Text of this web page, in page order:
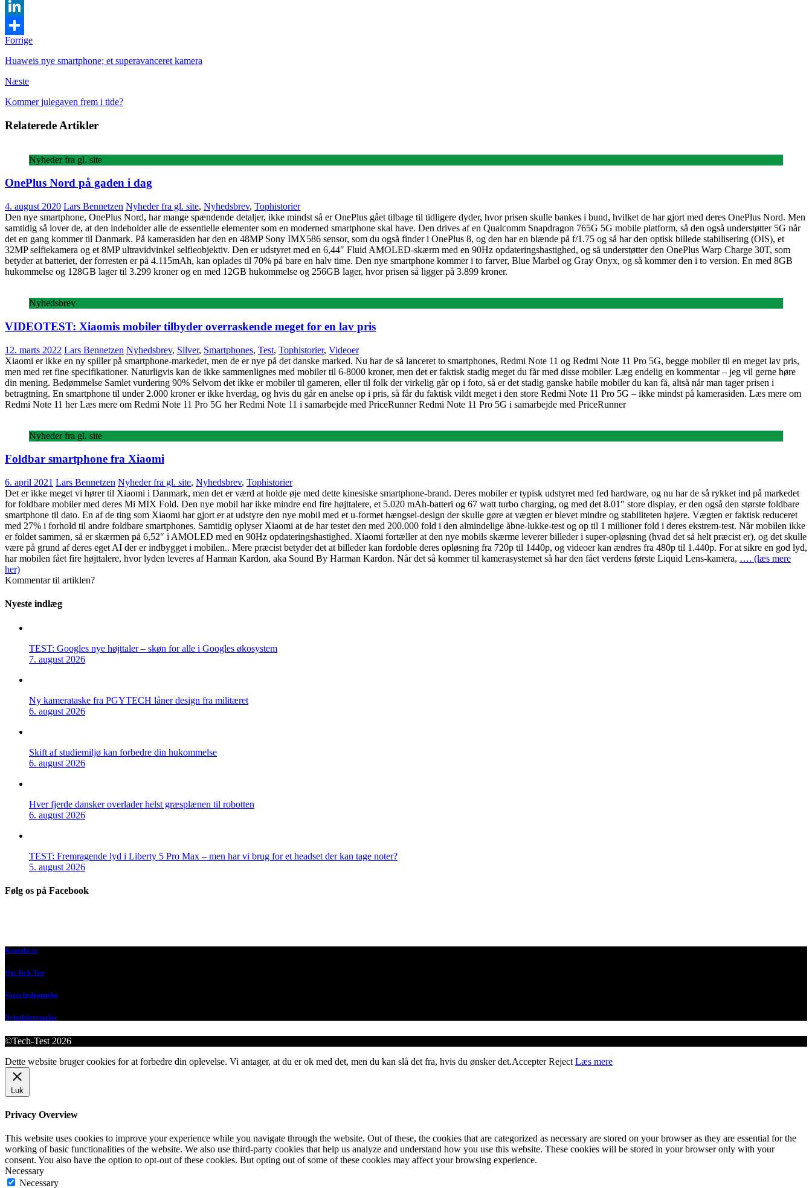
Twitter
LinkedIn
Share
Forrige
Huaweis nye smartphone; et superavanceret kamera
Næste
Kommer julegaven frem i tide?
Relaterede Artikler
Nyheder fra gl. site
OnePlus Nord på gaden i dag
4. august 2020 Lars Bennetzen Nyheder fra gl. site, Nyhedsbrev, Tophistorier
Den nye smartphone, OnePlus Nord, har mange spændende detaljer, ikke mindst så er OnePlus gået tilbage til tidligere dyder, hvor prisen skulle bankes i bund, hvilket de har gjort med deres OnePlus Nord. Men
samtidig så lover de, at den indeholder alle de essentielle elementer som en moderned smartphone skal have. Den drives af en Qualcomm Snapdragon 765G 5G mobile platform, så den også understøtter 5G når
det en gang kommer til Danmark. På kamerasiden har den en 48MP Sony IMX586 sensor, som du også finder i OnePlus 8, og den har en blænde på f/1.75 og så har den optisk billede stabilisering (OIS), et
32MP selfiekamera og et 8MP ultravidvinkel selfieobjektiv. Den er udstyret med en 6,44″ Fluid AMOLED-skærm med en 90Hz opdateringshastighed, og så understøtter den OnePlus Warp Charge 30T, som
betyder at batteriet, der forresten er på 4.115mAh, kan oplades til 70% på bare en halv time. Den nye smartphone kommer i to farver, Blue Marbel og Gray Onyx, og så kommer den i to version. En med 8GB
hukommelse og 128GB lager til 3.299 kroner og en med 12GB hukommelse og 256GB lager, hvor prisen så ligger på 3.899 kroner.
Nyhedsbrev
VIDEOTEST: Xiaomis mobiler tilbyder overraskende meget for en lav pris
12. marts 2022 Lars Bennetzen Nyhedsbrev, Silver, Smartphones, Test, Tophistorier, Videoer
Xiaomi er ikke en ny spiller på smartphone-markedet, men de er nye på det danske marked. Nu har de så lanceret to smartphones, Redmi Note 11 og Redmi Note 11 Pro 5G, begge mobiler til en meget lav pris,
men med ret fine specifikationer. Naturligvis kan de ikke sammenlignes med mobiler til 6-8000 kroner, men det er faktisk stadig meget du får med disse mobiler. Læg endelig en kommentar – jeg vil gerne høre
din mening. Bedømmelse Samlet vurdering 90% Selvom det ikke er mobiler til gameren, eller til folk der virkelig går op i foto, så er det stadig ganske habile mobiler du kan få, altså når man tager prisen i
betragtning. En smartphone til under 2.000 kroner er ikke hverdag, og hvis du går en anelse op i pris, så får du faktisk vildt meget i den store Redmi Note 11 Pro 5G – ikke mindst på kamerasiden. Læs mere om
Redmi Note 11 her Læs mere om Redmi Note 11 Pro 5G her Redmi Note 11 i samarbejde med PriceRunner Redmi Note 11 Pro 5G i samarbejde med PriceRunner
Nyheder fra gl. site
Foldbar smartphone fra Xiaomi
6. april 2021 Lars Bennetzen Nyheder fra gl. site, Nyhedsbrev, Tophistorier
Det er ikke meget vi hører til Xiaomi i Danmark, men det er værd at holde øje med dette kinesiske smartphone-brand. Deres mobiler er typisk udstyret med fed hardware, og nu har de så rykket ind på markedet
for foldbare mobiler med deres Mi MIX Fold. Den nye mobil har ikke mindre end fire højttalere, et 5.020 mAh-batteri og 67 watt turbo charging, og med det 8.01″ store display, er den også den største foldbare
smartphone til dato. En af de ting som Xiaomi har gjort er at udstyre den nye mobil med et u-formet hængsel-design der skulle gøre at vægten er blevet mindre og stabiliteten højere. Vægten er faktisk reduceret
med 27% i forhold til andre foldbare smartphones. Samtidig oplyser Xiaomi at de har testet den med 200.000 fold i den almindelige åbne-lukke-test og op til 1 millioner fold i deres ekstrem-test. Når mobilen ikke
er foldet sammen, så er skærmen på 6,52″ i AMOLED med en 90Hz opdateringshastighed. Xiaomi fortæller at den nye mobils skærme leverer billeder i super-opløsning (hvad det så helt præcist er), og det skulle
være på grund af deres eget AI der er indbygget i mobilen.. Mere præcist betyder det at billeder kan fordoble deres opløsning fra 720p til 1440p, og videoer kan ændres fra 480p til 1.440p. For at sikre en god lyd,
har mobilen fået fire højttalere, hvor lyden leveres af Harman Kardon, aka Sound By Harman Kardon. Når det så kommer til kamerasystemet så har den fået verdens første Liquid Lens-kamera, …. (læs mere
her)
Kommentar til artiklen?
Nyeste indlæg
TEST: Googles nye højttaler – skøn for alle i Googles økosystem
7. august 2026
Ny kamerataske fra PGYTECH låner design fra militæret
6. august 2026
Skift af studiemiljø kan forbedre din hukommelse
6. august 2026
Hver fjerde dansker overlader helst græsplænen til robotten
6. august 2026
TEST: Fremragende lyd i Liberty 5 Pro Max – men har vi brug for et headset der kan tage noter?
5. august 2026
Følg os på Facebook
Kontakt os
Om Tech-Test
Vores bedømmelse
Nyhedsbrevsarkiv
©Tech-Test 2026
Dette website bruger cookies for at forbedre din oplevelse. Vi antager, at du er ok med det, men du kan slå det fra, hvis du ønsker det.Accepter Reject Læs mere
Luk
Privacy Overview
This website uses cookies to improve your experience while you navigate through the website. Out of these, the cookies that are categorized as necessary are stored on your browser as they are essential for the
working of basic functionalities of the website. We also use third-party cookies that help us analyze and understand how you use this website. These cookies will be stored in your browser only with your
consent. You also have the option to opt-out of these cookies. But opting out of some of these cookies may affect your browsing experience.
Necessary
Necessary